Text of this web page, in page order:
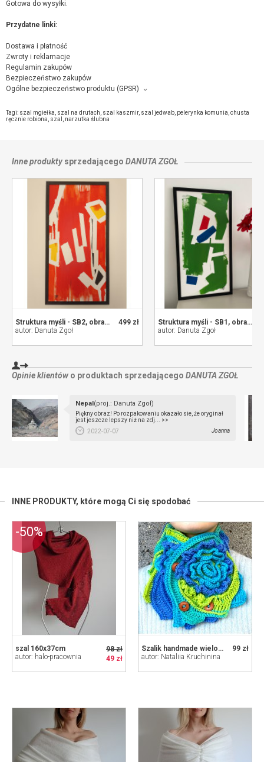
Gotowa do wysyłki.
Przydatne linki:
Dostawa i płatność
Zwroty i reklamacje
Regulamin zakupów
Bezpieczeństwo zakupów
Ogólne bezpieczeństwo produktu (GPSR)
ArteDania Danuta Zgoł, Norwida 1, 43-188 Orzesze,
kontakt ze sprzedającym
Tagi: szal mgiełka szal na drutach szal kaszmir, szal jedwab pelerynka komunia chusta
ręcznie robiona szal narzutka ślubna
Inne produktysprzedającego DANUTA ZGOŁ
499 zł
Struktura myśli - SB2, obraz akrylowy na płótnie
autor: Danuta Zgoł
Struktura myśli - SB1, obraz akrylowy na płótnie
autor: Danuta Zgoł
Opinie klientów o produktach sprzedającego DANUTA ZGOŁ
Nepal (proj.: Danuta Zgoł)
Piękny obraz! Po rozpakowaniu okazało sie, że oryginał
jest jeszcze lepszy niż na zdj... >>
2022-07-07
Joanna
INNE PRODUKTY, które mogą Ci się spodobać
98 zł
49 zł
szal 160x37cm
autor: halo-pracownia
-50%
99 zł
Szalik handmade wielokolorowy Karaibski turkus
autor: Nataliia Kruchinina